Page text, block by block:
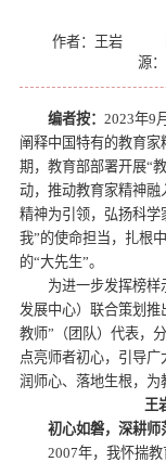
作者：王岩
源
编者按：2023年9
阐释中国特有的教育
期，教育部部署开展“
动，推动教育家精神
精神为引领，弘扬科学
我”的使命担当，扎根
的“大先生”。
为进一步发挥榜
发展中心）联合策划推
教师”（团队）代表，
点亮师者初心，引导
润师心、落地生根，为
王
初心如磐，深耕师
2007年，我怀揣